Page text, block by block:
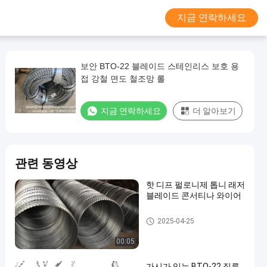
지금 연락하세요
보안 BTO-22 블레이드 스테인리스 보호 용
접 강철 면도 철조망 롤
지금 연락하세요 더 알아보기
관련 동영상
00:05
핫 디프 펄로니제 톱니 래저
블레이드 콘서티나 와이어
콘서티나 면도날
2025-04-25